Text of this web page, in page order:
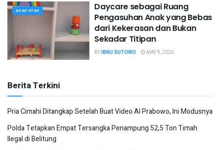
ASAH OTAK
Daycare sebagai Ruang
Pengasuhan Anak yang Bebas
dari Kekerasan dan Bukan
Sekadar Titipan
BYIBNU SUTOWO MAY 9, 2026
Berita Terkini
Pria Cimahi Ditangkap Setelah Buat Video AI Prabowo, Ini Modusnya
Polda Tetapkan Empat Tersangka Penampung 52,5 Ton Timah
Ilegal di Belitung